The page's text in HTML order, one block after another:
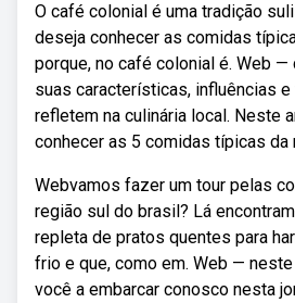
O café colonial é uma tradição
deseja conhecer as comidas
porque, no café colonial é. Web —
suas características, influências
refletem na culinária local. Neste
conhecer as 5 comidas típicas da
Webvamos fazer um tour pelas
região sul do brasil? Lá
repleta de pratos quentes para
frio e que, como em. Web —
você a embarcar conosco nesta